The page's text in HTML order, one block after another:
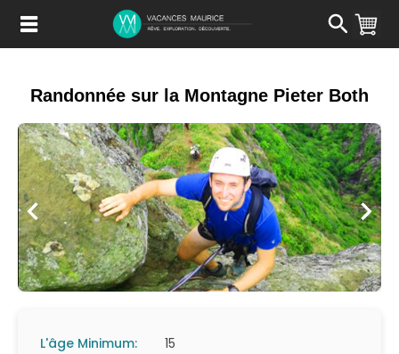
Contenu
Randonnée sur la Montagne Pieter Both
L'âge Minimum:
15